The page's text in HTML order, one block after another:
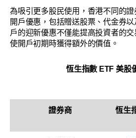
為吸引更多股民使用，香港不同的
開戶優惠，包括贈送股票、代金券
戶的迎新優惠不僅能提高投資者的
使開戶初期時獲得額外的價值。
恆生指數 ETF 美股
證券商 恆生